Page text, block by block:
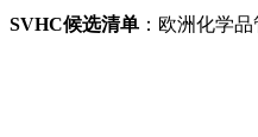
SVHC候选清单 ：欧洲化学